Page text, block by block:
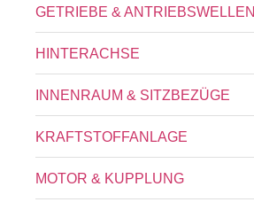
GETRIEBE & ANTRIEBSWELLEN
HINTERACHSE
INNENRAUM & SITZBEZÜGE
KRAFTSTOFFANLAGE
MOTOR & KUPPLUNG